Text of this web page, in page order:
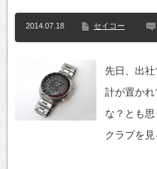
2014.07.18 セイコー
先日、出
計が置か
な？とも
クラプを